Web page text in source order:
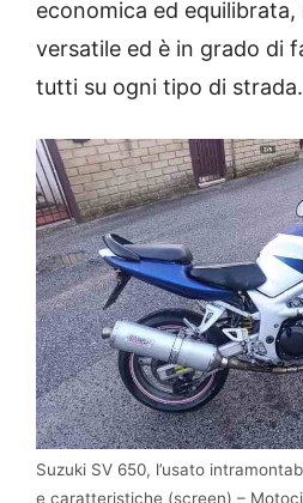
economica ed equilibrata,
versatile ed è in grado di
tutti su ogni tipo di strada.
Suzuki SV 650, l’usato
e caratteristiche (screen) –